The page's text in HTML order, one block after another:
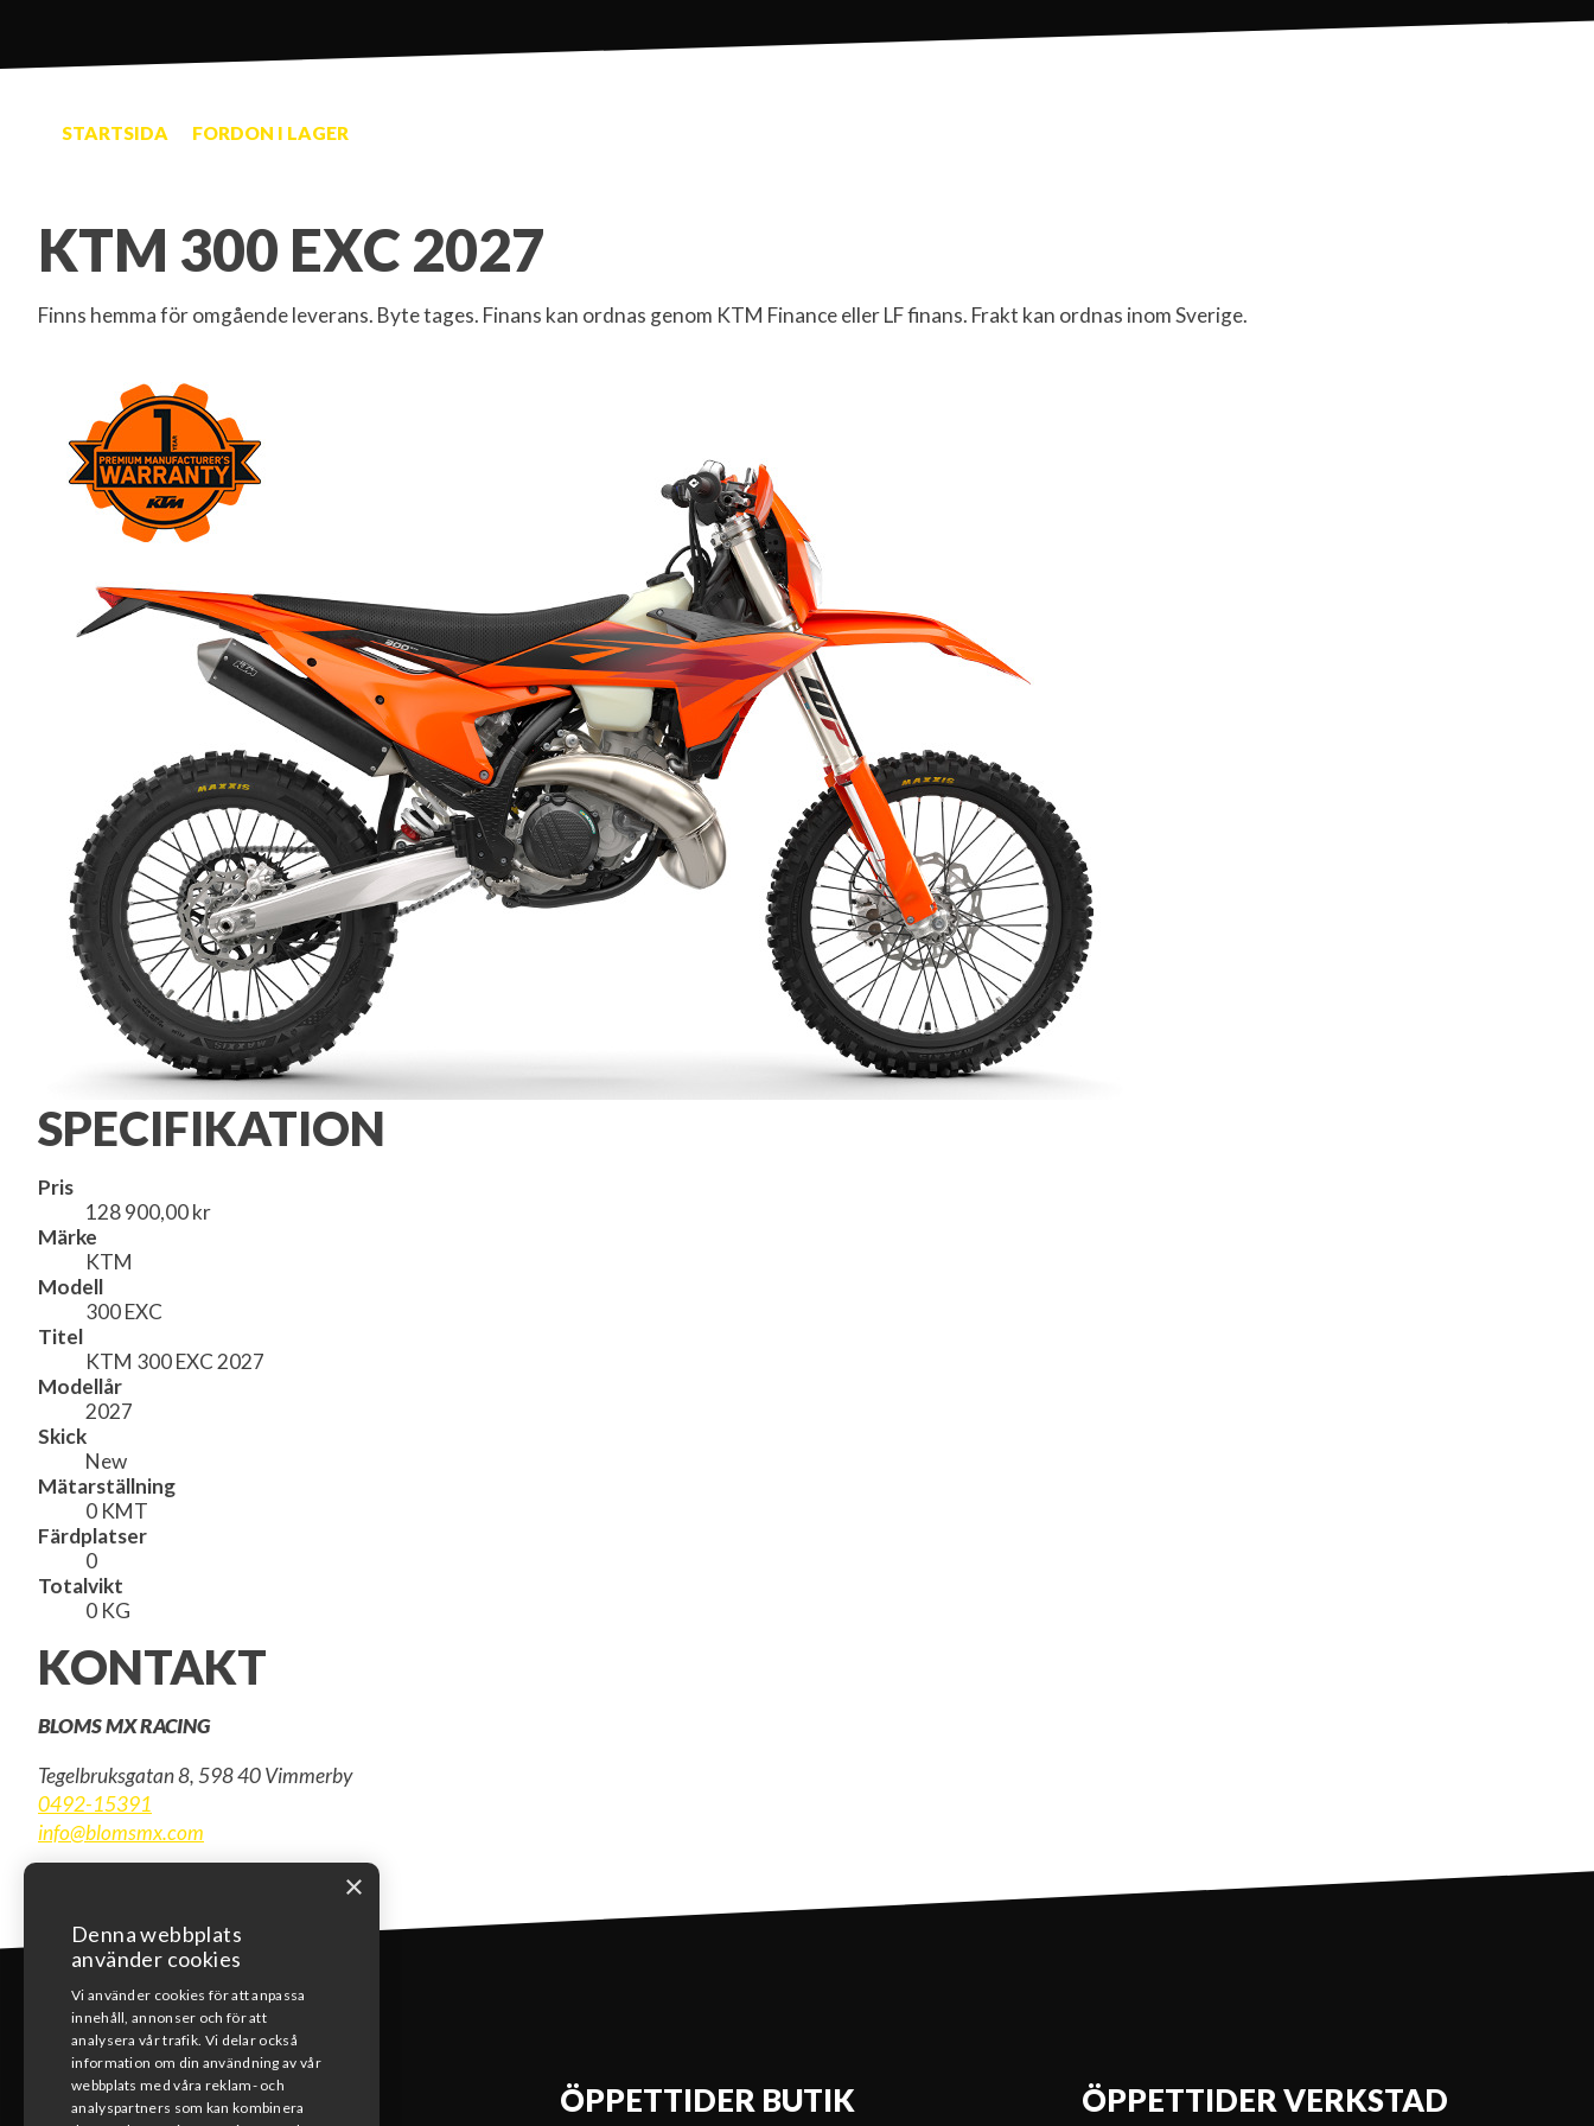
STARTSIDA FORDON I LAGER
KTM 300 EXC 2027
Finns hemma för omgående leverans. Byte tages. Finans kan ordnas genom KTM Finance eller LF finans. Frakt kan ordnas inom Sverige.
SPECIFIKATION
Pris
128 900,00 kr
Märke
KTM
Modell
300 EXC
Titel
KTM 300 EXC 2027
Modellår
2027
Skick
New
Mätarställning
0 KMT
Färdplatser
0
Totalvikt
0 KG
KONTAKT
BLOMS MX RACING
Tegelbruksgatan 8, 598 40 Vimmerby
0492-15391
info@blomsmx.com
KONTAKT ÖPPETTIDER BUTIK ÖPPETTIDER VERKSTAD
×
Denna webbplats
använder cookies
Vi använder cookies för att anpassa
innehåll, annonser och för att
analysera vår trafik. Vi delar också
information om din användning av vår
webbplats med våra reklam- och
analyspartners som kan kombinera